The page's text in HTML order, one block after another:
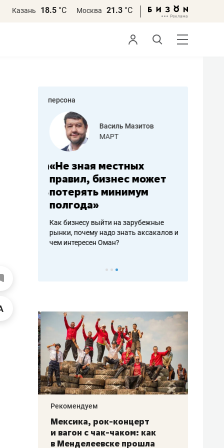
Казань 18.5 °С Москва 21.3 °С
персона
Василь Мазитов
МАРТ
«Не зная местных
правил, бизнес может
потерять минимум
полгода»
Как бизнесу выйти на зарубежные
рынки, почему надо знать аксакалов и
чем интересен Оман?
Рекомендуем
Мексика, рок-концерт
и вагон с чак-чаком: как
в Менделеевске прошла